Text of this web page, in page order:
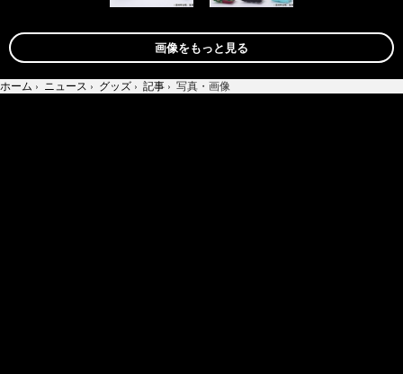
画像をもっと見る
ホーム › ニュース › グッズ › 記事 › 写真・画像